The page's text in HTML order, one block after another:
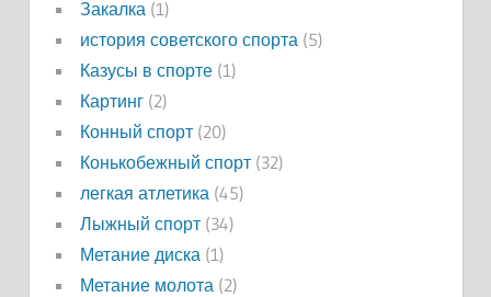
Закалка (1)
история советского спорта (5)
Казусы в спорте(1)
Картинг(2)
Конный спорт(20)
Конькобежный спорт(32)
легкая атлетика (45)
Лыжный спорт(34)
Метание диска (1)
Метание молота (2)